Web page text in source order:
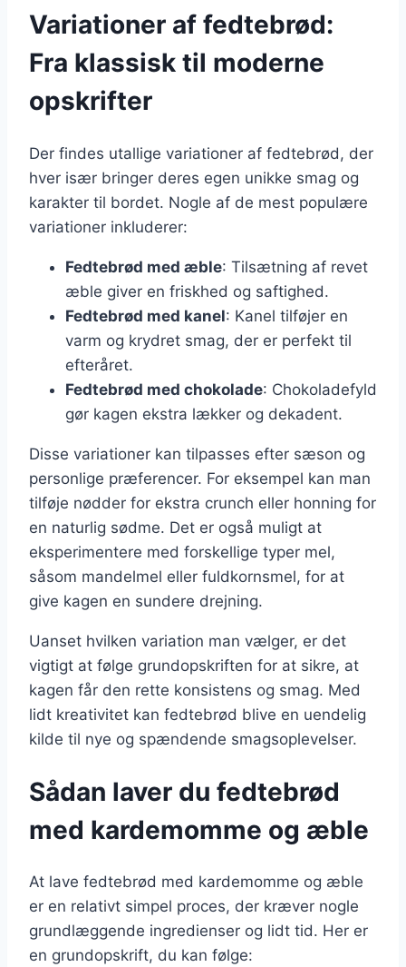
Variationer af fedtebrød:
Fra klassisk til moderne
opskrifter
Der findes utallige variationer af fedtebrød, der
hver især bringer deres egen unikke smag og
karakter til bordet. Nogle af de mest populære
variationer inkluderer:
Fedtebrød med æble: Tilsætning af revet
æble giver en friskhed og saftighed.
Fedtebrød med kanel: Kanel tilføjer en
varm og krydret smag, der er perfekt til
efteråret.
Fedtebrød med chokolade: Chokoladefyld
gør kagen ekstra lækker og dekadent.
Disse variationer kan tilpasses efter sæson og
personlige præferencer. For eksempel kan man
tilføje nødder for ekstra crunch eller honning for
en naturlig sødme. Det er også muligt at
eksperimentere med forskellige typer mel,
såsom mandelmel eller fuldkornsmel, for at
give kagen en sundere drejning.
Uanset hvilken variation man vælger, er det
vigtigt at følge grundopskriften for at sikre, at
kagen får den rette konsistens og smag. Med
lidt kreativitet kan fedtebrød blive en uendelig
kilde til nye og spændende smagsoplevelser.
Sådan laver du fedtebrød
med kardemomme og æble
At lave fedtebrød med kardemomme og æble
er en relativt simpel proces, der kræver nogle
grundlæggende ingredienser og lidt tid. Her er
en grundopskrift, du kan følge: